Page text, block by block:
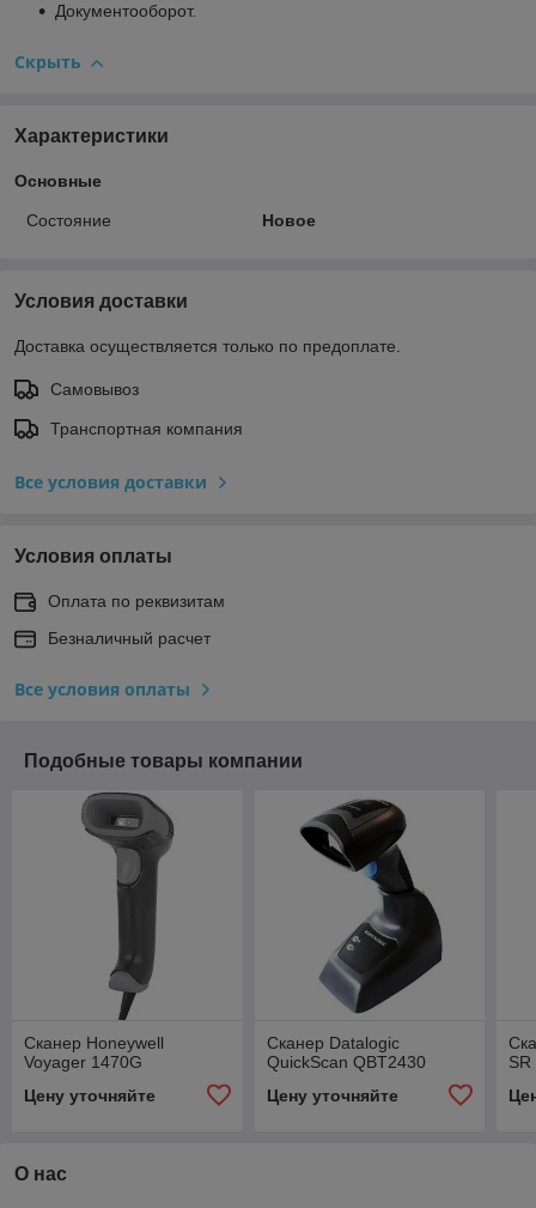
Документооборот.
Скрыть
Характеристики
Основные
Состояние Новое
Условия доставки
Доставка осуществляется только по предоплате.
Самовывоз
Транспортная компания
Все условия доставки
Условия оплаты
Оплата по реквизитам
Безналичный расчет
Все условия оплаты
Подобные товары компании
Сканер Honeywell
Voyager 1470G
Цену уточняйте
Сканер Datalogic
QuickScan QBT2430
Цену уточняйте
SR
О нас